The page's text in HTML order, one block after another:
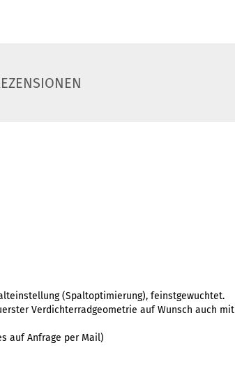
(Spaltoptimierung), feinstgewuchtet.
Verdichterradgeometrie auf Wunsch auch mit
auf Anfrage per Mail)